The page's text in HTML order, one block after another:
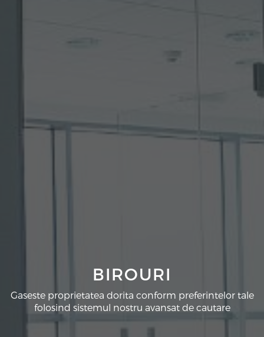
BIROURI
Gaseste proprietatea dorita conform preferintelor tale
folosind sistemul nostru avansat de cautare